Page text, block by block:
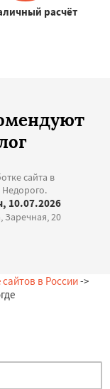
расчёт
сайта в
10.07.2026
Заречная, 20
в России->